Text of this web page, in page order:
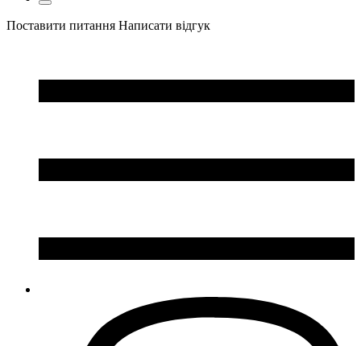
Поставити питання Написати відгук